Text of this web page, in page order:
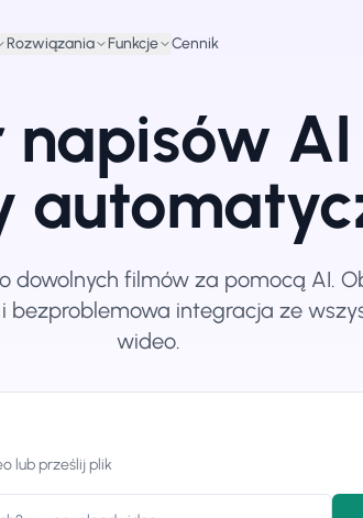
Rozwiązania Funkcje Cennik
napisów
dowolnych filmów za pomocą AI.
bezproblemowa integracja ze
wideo.
lub prześlij plik